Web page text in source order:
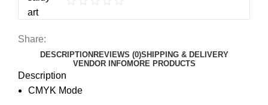
Share:
DESCRIPTIONREVIEWS (0)SHIPPING & DELIVERY
VENDOR INFOMORE PRODUCTS
Description
CMYK Mode